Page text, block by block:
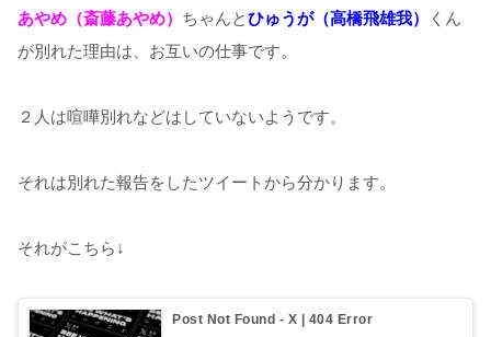
あやめ（斎藤あやめ） ちゃんとひゅうが（高橋飛雄我）
くん
が別れた理由は、お互いの仕事です。
２人は喧嘩別れなどはしていないようです。
それは別れた報告をしたツイートから分かります。
それがこちら↓
Post Not Found - X | 404 Error